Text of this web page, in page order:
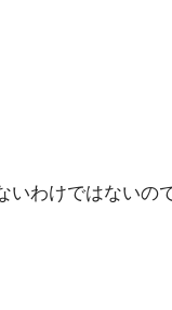
わけではないの